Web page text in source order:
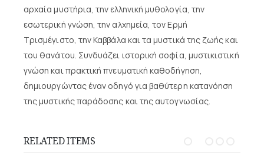
αρχαία μυστήρια, την ελληνική μυθολογία, την
εσωτερική γνώση, την αλχημεία, τον Ερμή
Τρισμέγιστο, την Καββάλα και τα μυστικά της ζωής και
του θανάτου. Συνδυάζει ιστορική σοφία, μυστικιστική
γνώση και πρακτική πνευματική καθοδήγηση,
δημιουργώντας έναν οδηγό για βαθύτερη κατανόηση
της μυστικής παράδοσης και της αυτογνωσίας.
RELATED ITEMS